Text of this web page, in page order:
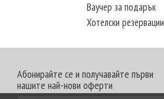
Ваучер за подарък
Хотелски резервации
Абонирайте се и получавайте първи
нашите най-нови оферти